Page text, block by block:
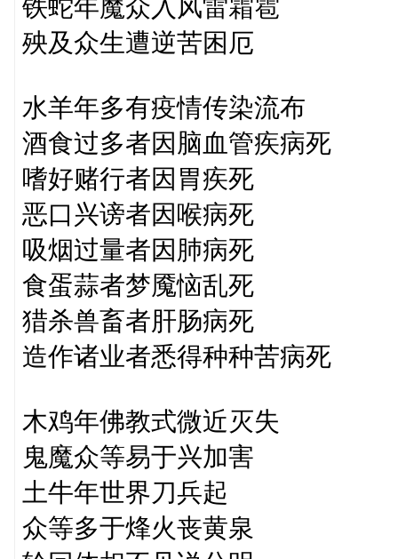
铁蛇年魔众入风雷霜雹
殃及众生遭逆苦困厄
水羊年多有疫情传染流布
酒食过多者因脑血管疾病死
嗜好赌行者因胃疾死
恶口兴谤者因喉病死
吸烟过量者因肺病死
食蛋蒜者梦魇恼乱死
猎杀兽畜者肝肠病死
造作诸业者悉得种种苦病死
木鸡年佛教式微近灭失
鬼魔众等易于兴加害
土牛年世界刀兵起
众等多于烽火丧黄泉